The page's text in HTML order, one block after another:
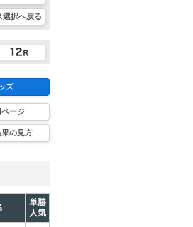
選択へ戻る
ズ
ージ
果の見方
単勝
人気